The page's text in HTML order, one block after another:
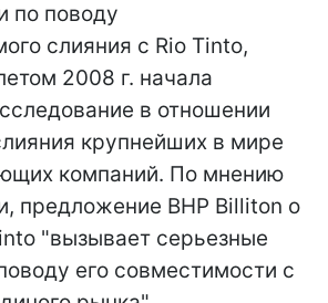
по поводу
слияния с Rio Tinto,
2008 г. начала
в отношении
крупнейших в мире
компаний. По мнению
предложение BHP Billiton о
"вызывает серьезные
его совместимости с